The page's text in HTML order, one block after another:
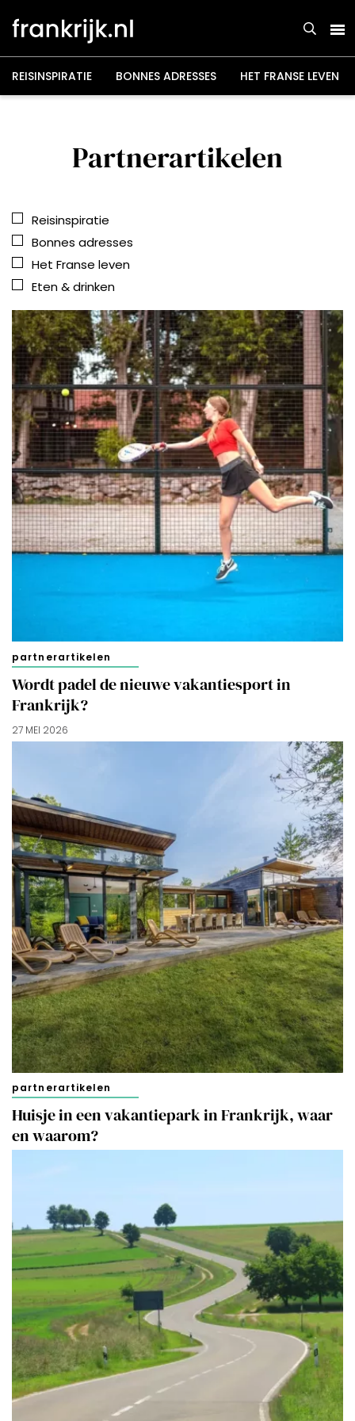
naar
inhoud
REISINSPIRATIE BONNES ADRESSES HET FRANSE LEVEN
Partnerartikelen
Reisinspiratie
Bonnes adresses
Het Franse leven
Eten & drinken
partnerartikelen
Wordt padel de nieuwe vakantiesport in
Frankrijk?
27 MEI 2026
partnerartikelen
Huisje in een vakantiepark in Frankrijk, waar
en waarom?